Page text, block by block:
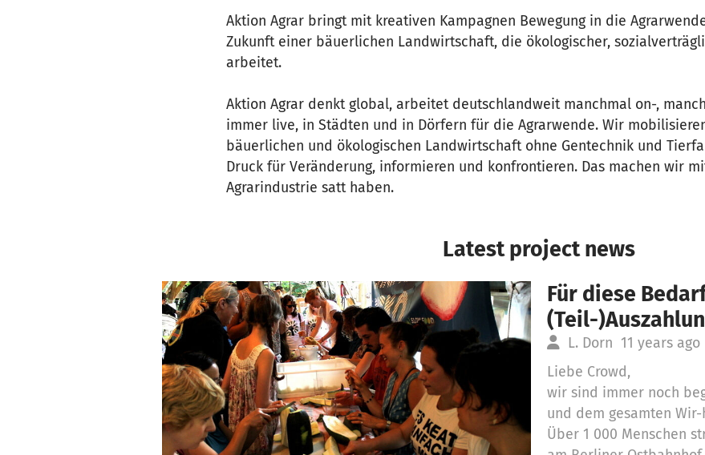
Aktion Agrar bringt mit kreativen Kampagnen Bewegung in die
Zukunft einer bäuerlichen Landwirtschaft, die ökologischer,
arbeitet.
Aktion Agrar denkt global, arbeitet deutschlandweit manchmal on-,
immer live, in Städten und in Dörfern für die Agrarwende. Wir
bäuerlichen und ökologischen Landwirtschaft ohne Gentechnik und
Druck für Veränderung, informieren und konfrontieren. Das machen wir
Agrarindustrie satt haben.
Latest project news
Für diese
(Teil-
L. Dorn 11 years ago
Liebe Crowd,
wir sind immer noch
und dem gesamten
Über 1 000 Menschen